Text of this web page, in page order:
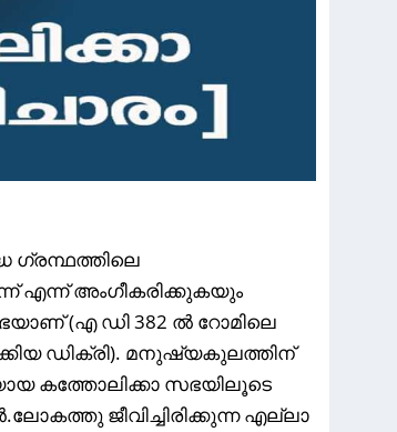
ഗ്രന്ഥത്തിലെ
എന്ന് അംഗീകരിക്കുകയും
(എ ഡി 382 ൽ റോമിലെ
ഡിക്രി). മനുഷ്യകുലത്തിന്
കത്തോലിക്കാ സഭയിലൂടെ
ജീവിച്ചിരിക്കുന്ന എല്ലാ